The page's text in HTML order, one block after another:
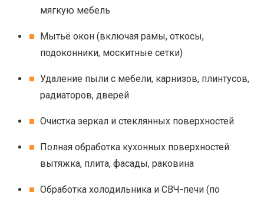
мягкую мебель
Мытьё окон (включая рамы, откосы,
подоконники, москитные сетки)
Удаление пыли с мебели, карнизов, плинтусов,
радиаторов, дверей
Очистка зеркал и стеклянных поверхностей
Полная обработка кухонных поверхностей:
вытяжка, плита, фасады, раковина
Обработка холодильника и СВЧ-печи (по